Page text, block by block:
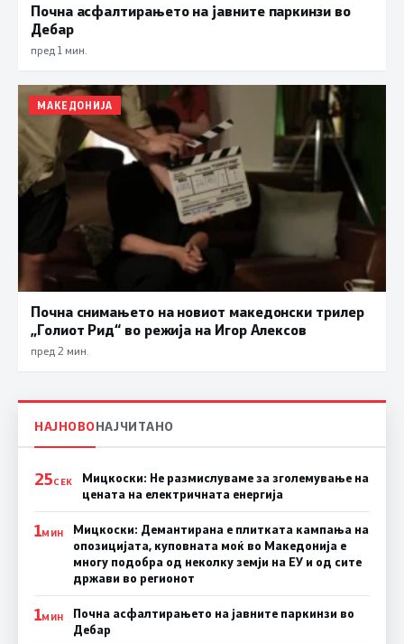
Почна асфалтирањето на јавните паркинзи во
Дебар
пред 1 мин.
МАКЕДОНИЈА
Почна снимањето на новиот македонски трилер
„Голиот Рид“ во режија на Игор Алексов
пред 2 мин.
НАЈНОВОНАЈЧИТАНО
25СЕК
Мицкоски: Не размислуваме за зголемување на
цената на електричната енергија
1МИН
Мицкоски: Демантирана е плитката кампања на
опозицијата, куповната моќ во Македонија е
многу подобра од неколку земји на ЕУ и од сите
држави во регионот
1МИН
Почна асфалтирањето на јавните паркинзи во
Дебар